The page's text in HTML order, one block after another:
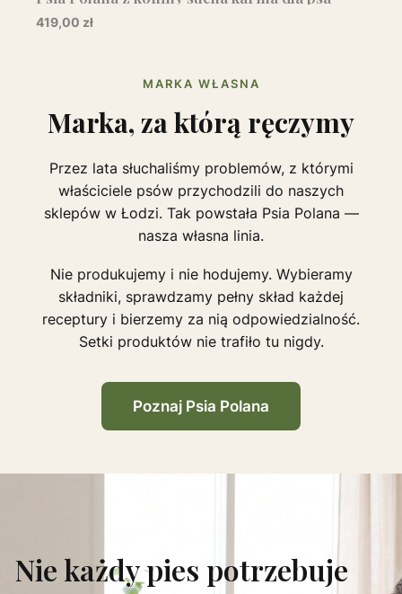
dorosłego
Cena
419,00 zł
MARKA WŁASNA
Marka, za którą ręczymy
Przez lata słuchaliśmy problemów, z którymi
właściciele psów przychodzili do naszych
sklepów w Łodzi. Tak powstała Psia Polana —
nasza własna linia.
Nie produkujemy i nie hodujemy. Wybieramy
składniki, sprawdzamy pełny skład każdej
receptury i bierzemy za nią odpowiedzialność.
Setki produktów nie trafiło tu nigdy.
Poznaj Psia Polana
Nie każdy pies potrzebuje